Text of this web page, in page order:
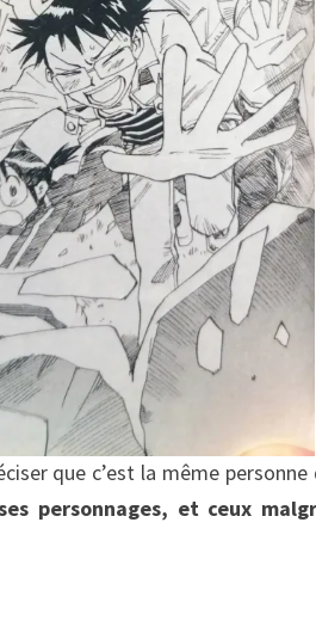
que c’est la même
personnages, et ceux